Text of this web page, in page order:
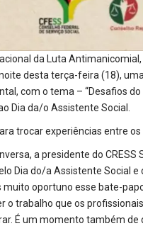
da Luta
desta terça-feira (18),
com o tema – “Desafios
Dia da/o Assistente Social.
trocar experiências entre
a presidente do
Dia do/a Assistente Social
muito oportuno esse bate-
o trabalho que os
É um momento também